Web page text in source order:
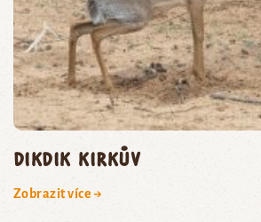
dikdik Kirkův
Zobrazit více →